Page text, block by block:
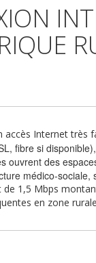
Internet très
fibre si
ouvrent des
médico-
1,5 Mbps
en zone